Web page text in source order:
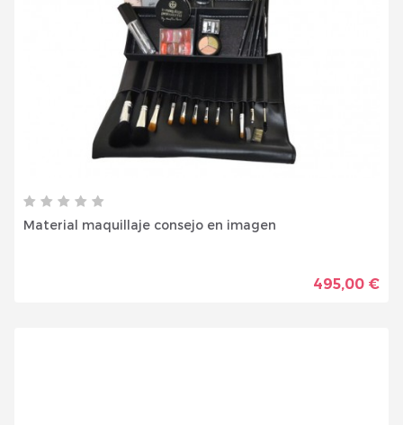
Material maquillaje consejo en imagen
495,00 €